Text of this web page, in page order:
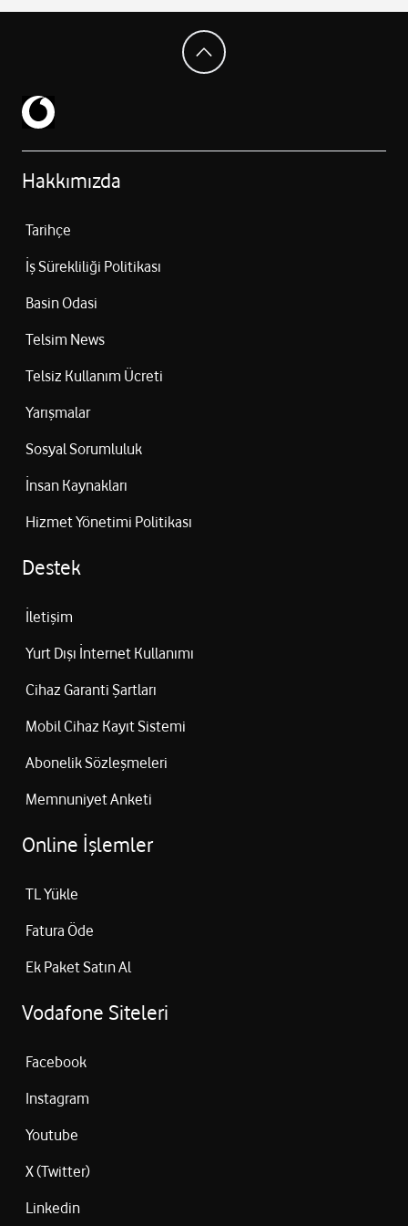
Digital WDR, BLC, HLC görüntü iyileştirme
Hakkımızda
Tarihçe
İş Sürekliliği Politikası
Basin Odasi
Telsim News
Telsiz Kullanım Ücreti
Yarışmalar
Sosyal Sorumluluk
İnsan Kaynakları
Hizmet Yönetimi Politikası
Destek
İletişim
Yurt Dışı İnternet Kullanımı
Cihaz Garanti Şartları
Mobil Cihaz Kayıt Sistemi
Abonelik Sözleşmeleri
Memnuniyet Anketi
Online İşlemler
TL Yükle
Fatura Öde
Ek Paket Satın Al
Vodafone Siteleri
Facebook
Instagram
Youtube
X (Twitter)
Linkedin